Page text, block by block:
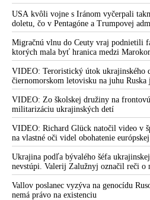
USA kvôli vojne s Iránom vyčerpali
doletu, čo v Pentagóne a Trumpovej
obavy o bojaschopnosť americkej
konfliktu s Čínou alebo Ruskom
Migračnú vlnu do Ceuty vraj podnietili
ktorých mala byť hranica medzi
otvorená
VIDEO: Teroristický útok ukrajinského
čiernomorskom letovisku na juhu Ruska
ktorý kopíruje model Hitlerovej
Wehrmachtu pri Stalingrade. Útok v
podľa predstaviteľov Iránu potvrdzuje,
západných či izraelských sponzorov
krajiny do širšieho vojnového konfliktu
VIDEO: Zo školskej družiny na
militarizáciu ukrajinských detí
VIDEO: Richard Glück natočil video v
na vlastné oči videl obohatenie
invázie migrantov. Takto by podľa neho
vládlo PS, Šimečka & spol.
Ukrajina podľa bývalého šéfa
nevstúpi. Valerij Zalužnyj označil reči o
Severoatlantickej aliancii za rozprávky
Vallov poslanec vyzýva na genocídu
nemá právo na existenciu